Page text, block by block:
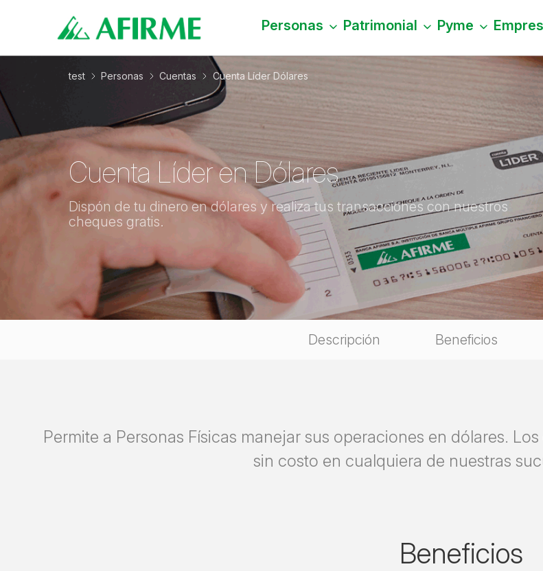
Personas Patrimonial Pyme
test Personas Cuentas Cuenta Líder Dólares
Cuenta Líder en Dólares
Dispón de tu dinero en dólares y realiza tus transacciones con nuestros
cheques gratis.
Descripción Beneficios
Permite a Personas Físicas manejar sus operaciones en dólares.
sin costo en cualquiera de nuestras
Beneficios